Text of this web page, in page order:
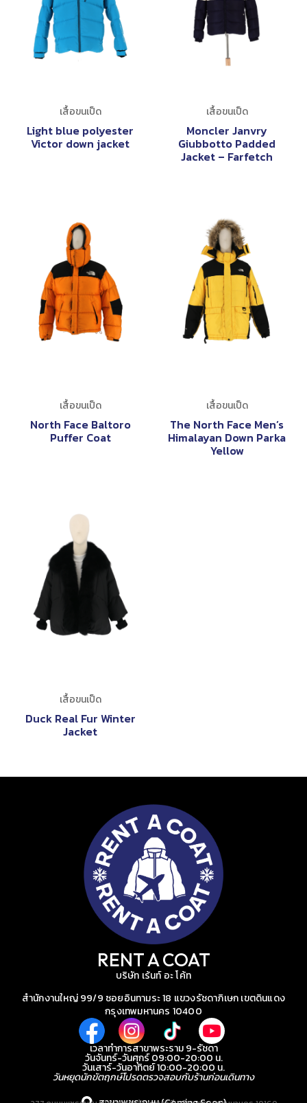
เสื้อขนเป็ด
Light blue polyester
Victor down jacket
เสื้อขนเป็ด
Moncler Janvry
Giubbotto Padded
Jacket – Farfetch
เสื้อขนเป็ด
North Face Baltoro
Puffer Coat
เสื้อขนเป็ด
The North Face Men’s
Himalayan Down Parka
Yellow
เสื้อขนเป็ด
Duck Real Fur Winter
Jacket
RENT A COAT
บริษัท เร้นท์ อะ โค้ท
สำนักงานใหญ่ 99/9 ซอยอินทามระ 18 แขวงรัชดาภิเษก เขตดินแดง
กรุงเทพมหานคร 10400
เวลาทำการสาขาพระราม 9-รัชดา
วันจันทร์-วันศุกร์ 09:00-20:00 น.
วันเสาร์-วันอาทิตย์ 10:00-20:00 น.
วันหยุดนักขัตฤกษ์โปรดตรวจสอบกับร้านก่อนเดินทาง